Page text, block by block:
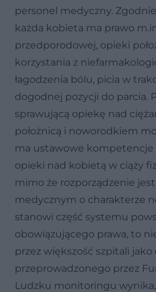
personel medyczny.
każda kobieta ma prawo
przedporodowej, opieki
korzystania z
łagodzenia bólu, picia w
dogodnej pozycji do parcia.
sprawującą opiekę nad
położnicą i noworodkiem
ma ustawowe kompetencje
opieki nad kobietą w ciąży
mimo że rozporządzenie
medycznym o charakterze
stanowi część systemu
obowiązującego prawa, to
przez większość szpitali jako
przeprowadzonego przez
Ludzku monitoringu